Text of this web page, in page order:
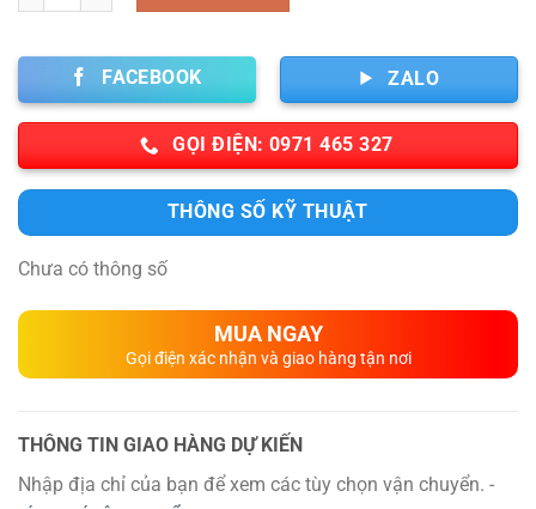
FACEBOOK ZALO
GỌI ĐIỆN: 0971 465 327
THÔNG SỐ KỸ THUẬT
Chưa có thông số
MUA NGAY
Gọi điện xác nhận và giao hàng tận nơi
THÔNG TIN GIAO HÀNG DỰ KIẾN
Nhập địa chỉ của bạn để xem các tùy chọn vận chuyển. -